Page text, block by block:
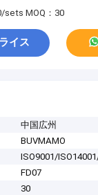
のオプション ウォ
ネル
sets MOQ：30
イス
中国広州
BUVMAMO
ISO9001/
FD07
30